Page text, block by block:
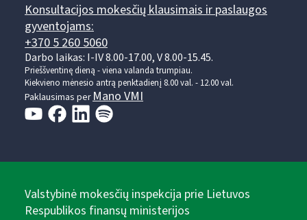
Konsultacijos mokesčių klausimais ir paslaugos
gyventojams:
+370 5 260 5060
Darbo laikas: I-IV 8.00-17.00, V 8.00-15.45.
Prieššventinę dieną - viena valanda trumpiau.
Kiekvieno mėnesio antrą penktadienį 8.00 val. - 12.00 val.
Paklausimas per Mano VMI
Valstybinė mokesčių inspekcija prie Lietuvos
Respublikos finansų ministerijos